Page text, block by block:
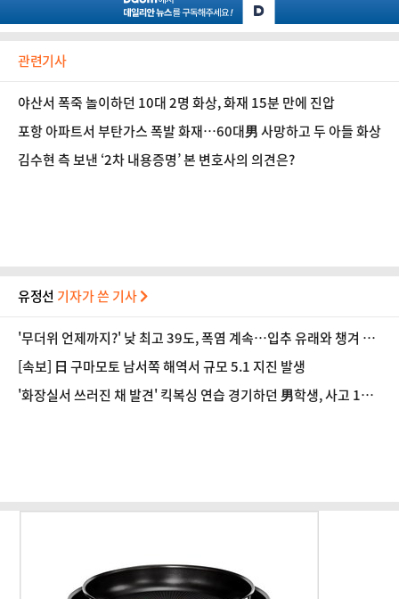
관련기사
야산서 폭죽 놀이하던 10대 2명 화상, 화재 15분 만에 진압
포항 아파트서 부탄가스 폭발 화재…60대男 사망하고 두 아들 화상
김수현 측 보낸 ‘2차 내용증명’ 본 변호사의 의견은?
유정선 기자가 쓴 기사
'무더위 언제까지?' 낮 최고 39도, 폭염 계속…입추 유래와 챙겨 먹
으면 좋은 음식 [오늘 날씨]
[속보] 日 구마모토 남서쪽 해역서 규모 5.1 지진 발생
'화장실서 쓰러진 채 발견' 킥복싱 연습 경기하던 男학생, 사고 12일